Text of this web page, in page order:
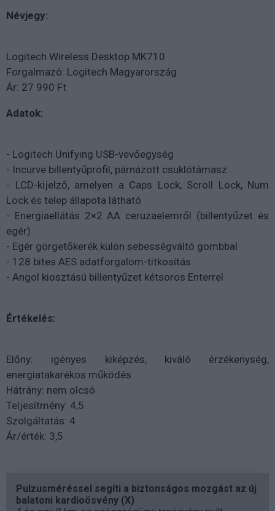
Névjegy:
Logitech Wireless Desktop MK710
Forgalmazó: Logitech Magyarország
Ár: 27 990 Ft
Adatok:
- Logitech Unifying USB-vevőegység
- Incurve billentyűprofil, párnázott csuklótámasz
- LCD-kijelző, amelyen a Caps Lock, Scroll Lock, Num
Lock és telep állapota látható
- Energiaellátás 2×2 AA ceruzaelemről (billentyűzet és
egér)
- Egér görgetőkerék külön sebességváltó gombbal
- 128 bites AES adatforgalom-titkosítás
- Angol kiosztású billentyűzet kétsoros Enterrel
Értékelés:
Előny: igényes kiképzés, kiváló érzékenység,
energiatakarékos működés
Hátrány: nem olcsó
Teljesítmény: 4,5
Szolgáltatás: 4
Ár/érték: 3,5
Pulzusméréssel segíti a biztonságos mozgást az új
balatoni kardioösvény (X)